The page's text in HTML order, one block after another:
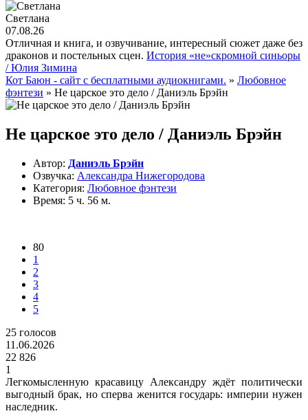
Светлана
07.08.26
Отличная и книга, и озвучивание, интересный сюжет даже без
драконов и постельных сцен. История «не»скромной синьоры
/ Юлия Зимина
Кот Баюн - сайт с бесплатными аудиокнигами. » Любовное
фэнтези » Не царское это дело / Даниэль Брэйн
Не царское это дело / Даниэль Брэйн
Автор: Даниэль Брэйн
Озвучка: Александра Нижегородова
Категория: Любовное фэнтези
Время: 5 ч. 56 м.
80
1
2
3
4
5
25 голосов
11.06.2026
22 826
1
Легкомысленную красавицу Александру ждёт политически
выгодный брак, но сперва женится государь: империи нужен
наследник.